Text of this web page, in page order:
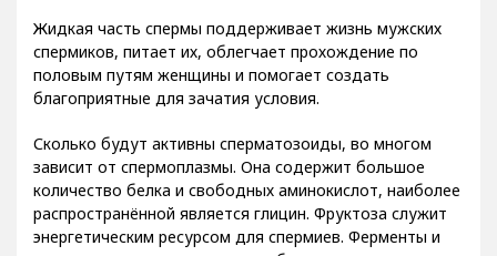
спермиков, питает их, облегчает прохождение по
половым путям женщины и помогает создать
благоприятные для зачатия условия.
зависит от спермоплазмы. Она содержит большое
количество белка и свободных аминокислот, наиболее
распространённой является глицин. Фруктоза служит
энергетическим ресурсом для спермиев. Ферменты и
гормоны в спермоплазме способствуют разжижению